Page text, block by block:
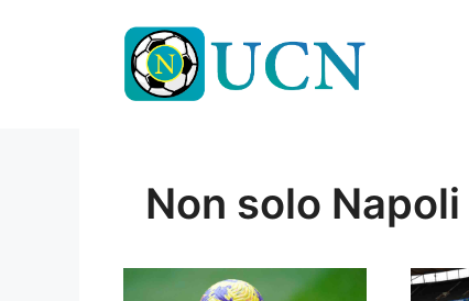
Non solo Napoli